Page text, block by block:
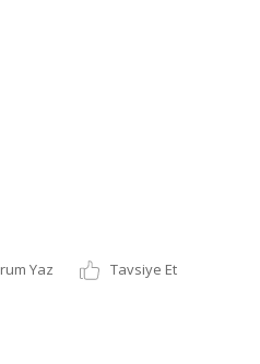
Yaz
Tavsiye Et